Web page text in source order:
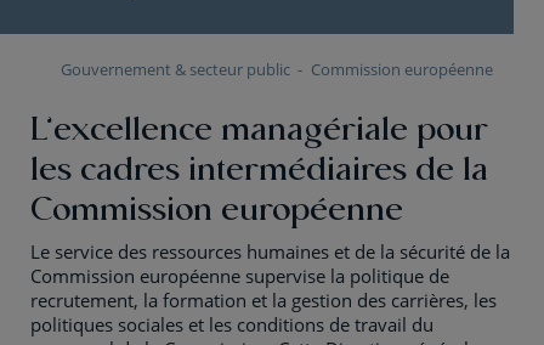
Gouvernement & secteur public Commission européenne
L’excellence managériale pour
les cadres intermédiaires de la
Commission européenne
Le service des ressources humaines et de la sécurité de la
Commission européenne supervise la politique de
recrutement, la formation et la gestion des carrières, les
politiques sociales et les conditions de travail du